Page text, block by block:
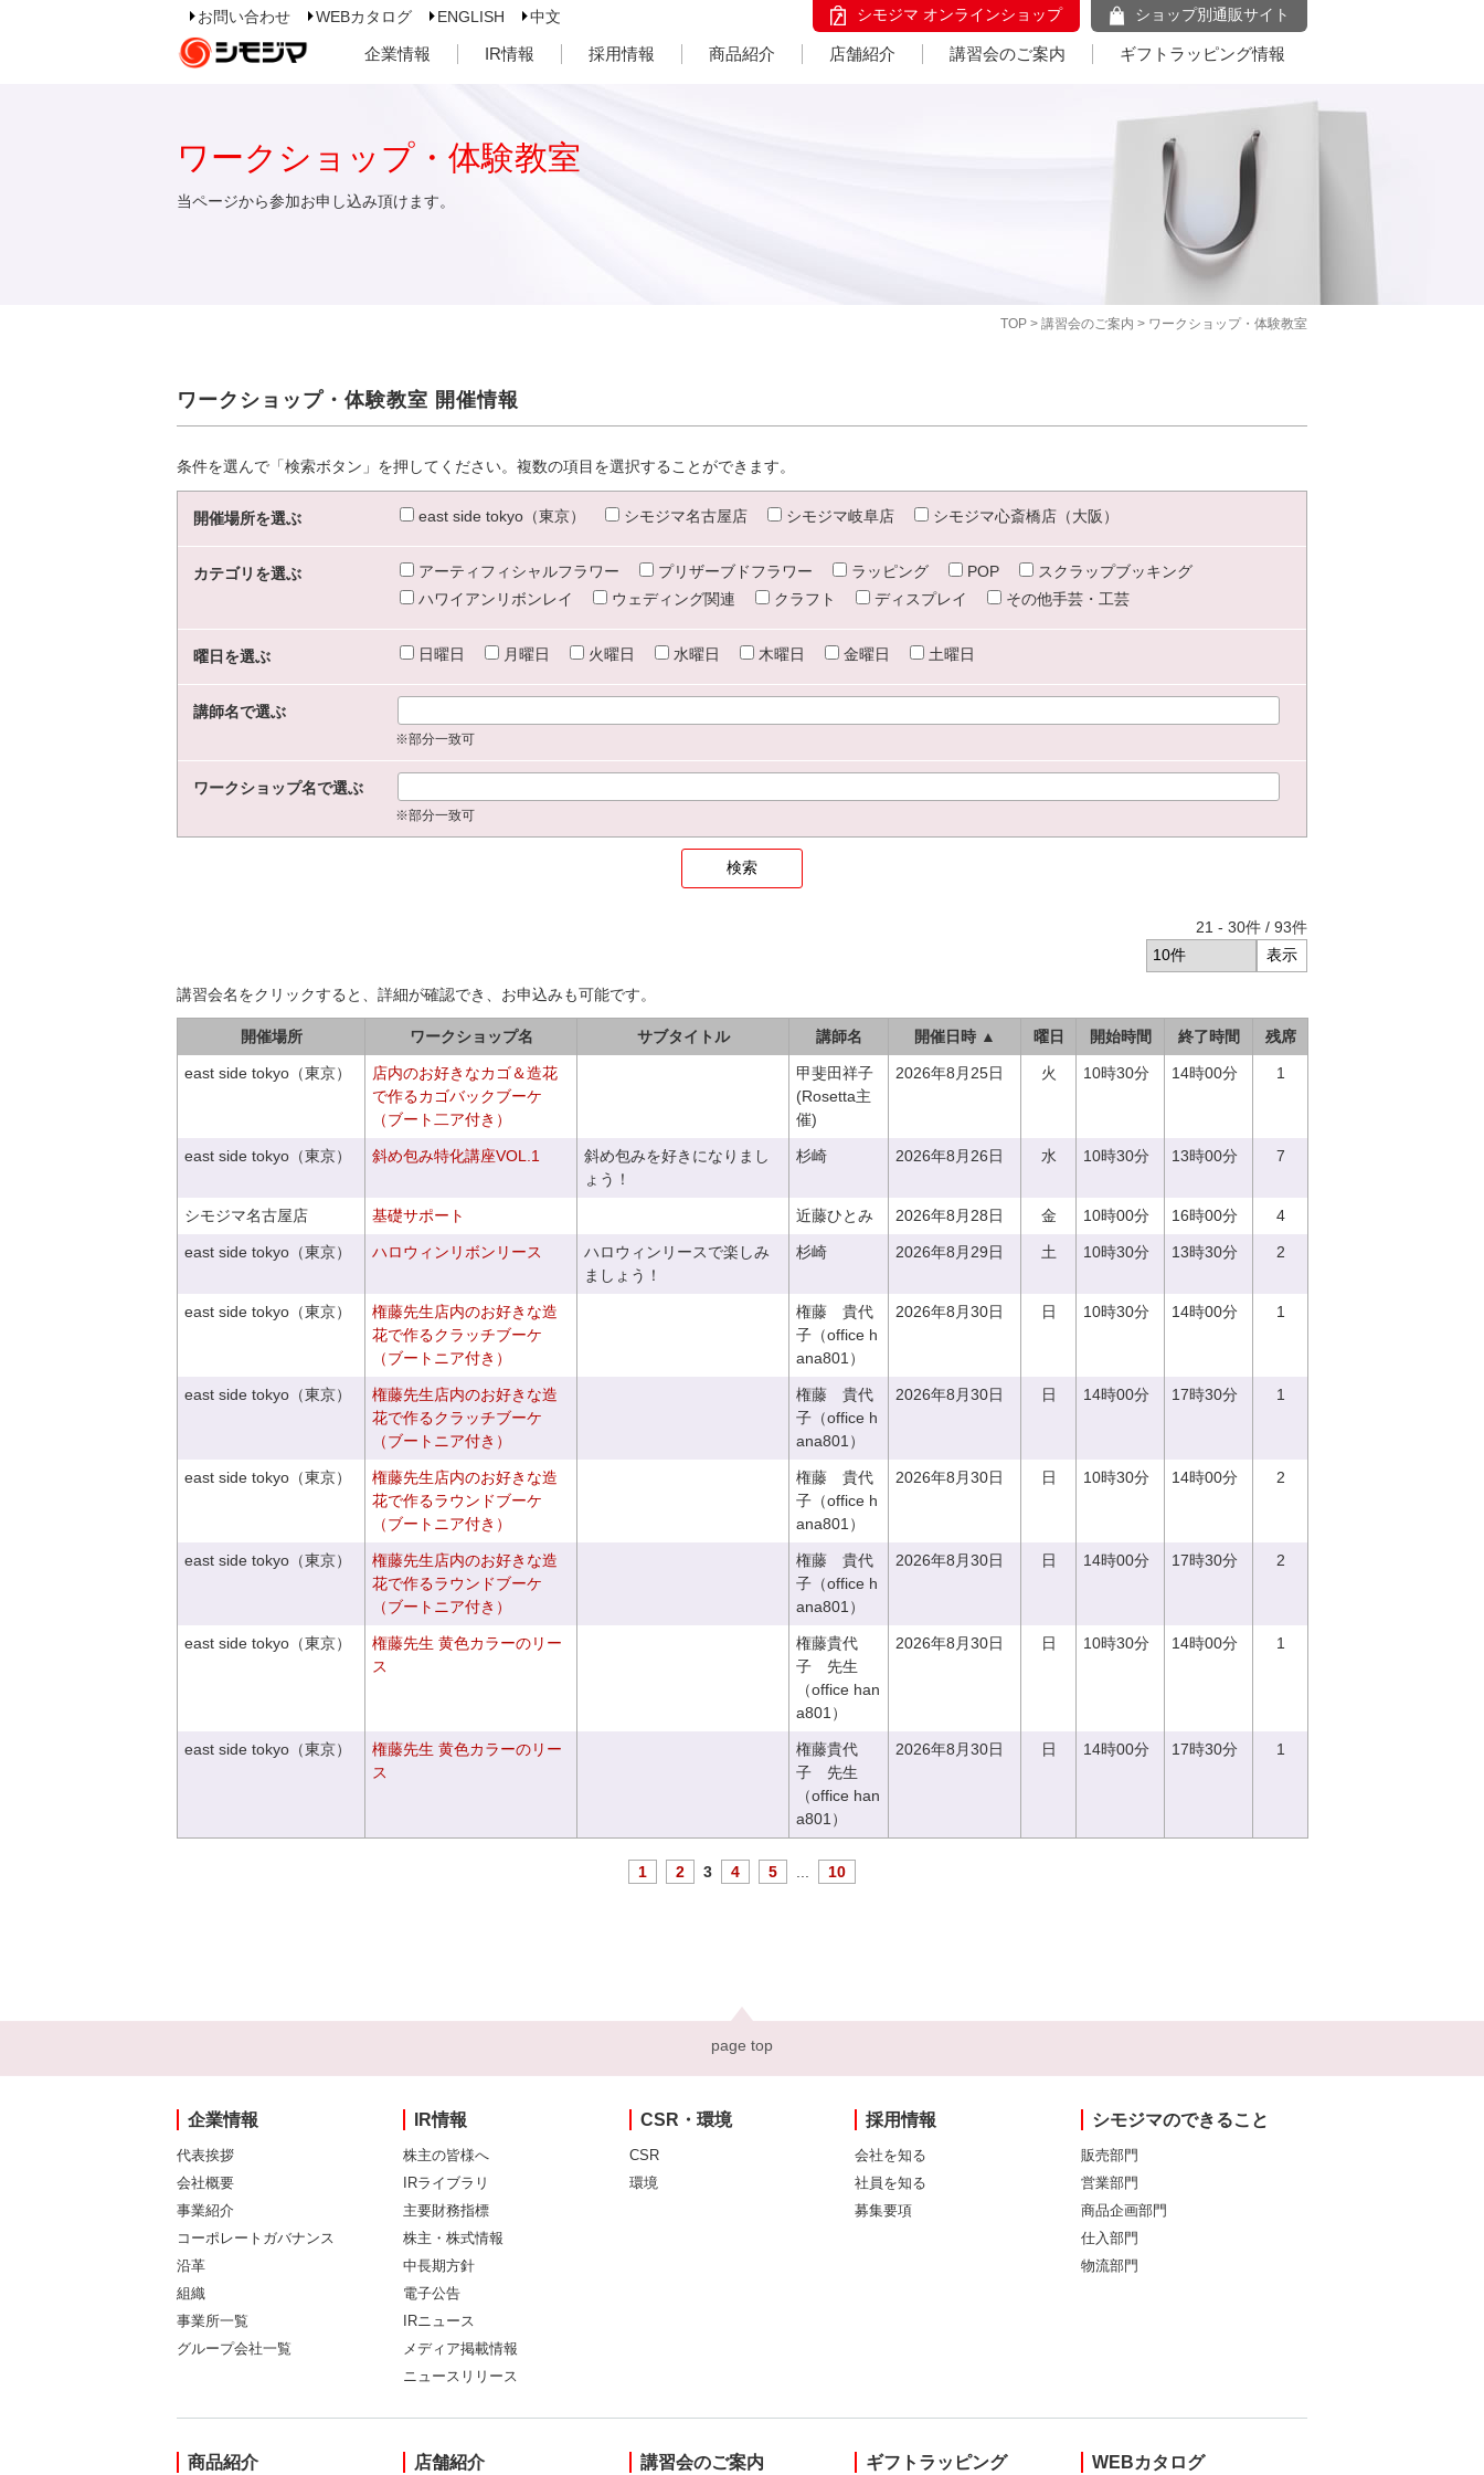
お問い合わせ WEBカタログ ENGLISH 中文 シモジマ オンラインショップ ショップ別通販サイト
企業情報 IR情報 採用情報 商品紹介 店舗紹介 講習会のご案内 ギフトラッピング情報
TOP > 講習会のご案内 > ワークショップ・体験教室
ワークショップ・体験教室
当ページから参加お申し込み頂けます。
ワークショップ・体験教室 開催情報
条件を選んで「検索ボタン」を押してください。複数の項目を選択することができます。
開催場所を選ぶ east side tokyo（東京） シモジマ名古屋店 シモジマ岐阜店 シモジマ心斎橋店（大阪）
カテゴリを選ぶ アーティフィシャルフラワー プリザーブドフラワー ラッピング POP
スクラップブッキング
ハワイアンリボンレイ
ウェディング関連 クラフト ディスプレイ その他手芸・工芸
曜日を選ぶ 日曜日 月曜日 火曜日 水曜日 木曜日 金曜日 土曜日
講師名で選ぶ
※部分一致可
ワークショップ名で選ぶ
※部分一致可
21 - 30件 / 93件
講習会名をクリックすると、詳細が確認でき、お申込みも可能です。
開催場所 ワークショップ名 サブタイトル 講師名 開催日時 ▲ 曜日 開始時間 終了時間 残席
east side tokyo（東京）
店内のお好きなカゴ＆造花
で作るカゴバックブーケ
（ブート二ア付き）
甲斐田祥子
(Rosetta主
催)
2026年8月25日 火 10時30分 14時00分 1
east side tokyo（東京） 斜め包み特化講座VOL.1
斜め包みを好きになりまし
ょう！
杉崎 2026年8月26日 水 10時30分 13時00分 7
シモジマ名古屋店 基礎サポート 近藤ひとみ 2026年8月28日 金 10時00分 16時00分 4
east side tokyo（東京） ハロウィンリボンリース
ハロウィンリースで楽しみ
ましょう！
杉崎 2026年8月29日 土 10時30分 13時30分 2
east side tokyo（東京）
権藤先生店内のお好きな造
花で作るクラッチブーケ
（ブートニア付き）
権藤 貴代
子（office h
ana801）
2026年8月30日 日 10時30分 14時00分 1
east side tokyo（東京）
権藤先生店内のお好きな造
花で作るクラッチブーケ
（ブートニア付き）
権藤 貴代
子（office h
ana801）
2026年8月30日 日 14時00分 17時30分 1
east side tokyo（東京）
権藤先生店内のお好きな造
花で作るラウンドブーケ
（ブートニア付き）
権藤 貴代
子（office h
ana801）
2026年8月30日 日 10時30分 14時00分 2
east side tokyo（東京）
権藤先生店内のお好きな造
花で作るラウンドブーケ
（ブートニア付き）
権藤 貴代
子（office h
ana801）
2026年8月30日 日 14時00分 17時30分 2
east side tokyo（東京）
権藤先生 黄色カラーのリー
ス
権藤貴代
子 先生
（office han
a801）
2026年8月30日 日 10時30分 14時00分 1
east side tokyo（東京）
権藤先生 黄色カラーのリー
ス
権藤貴代
子 先生
（office han
a801）
2026年8月30日 日 14時00分 17時30分 1
1 2 3 4 5 10
page top
企業情報
代表挨拶
会社概要
事業紹介
コーポレートガバナンス
沿革
組織
事業所一覧
グループ会社一覧
IR情報
株主の皆様へ
IRライブラリ
主要財務指標
株主・株式情報
中長期方針
電子公告
IRニュース
メディア掲載情報
ニュースリリース
CSR・環境
CSR
環境
採用情報
会社を知る
社員を知る
募集要項
シモジマのできること
販売部門
営業部門
商品企画部門
仕入部門
物流部門
商品紹介 店舗紹介 講習会のご案内 ギフトラッピング WEBカタログ